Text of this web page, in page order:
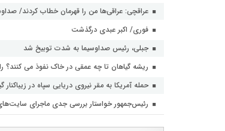
عراقچی: عراقی‌ها من را قهرمان خطاب کردند/
فوری/ اکبر عبدی درگذشت
جبلی، رئیس صداوسیما به شدت توبیخ شد
ریشه گیاهان تا چه عمقی در خاک نفوذ می کنند؟
حمله آمریکا به مقر نیروی دریایی سپاه در زیباکنار
رئیس‌جمهور خواستار بررسی جدی ماجرای